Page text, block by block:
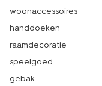
woonaccessoires
handdoeken
raamdecoratie
speelgoed
gebak